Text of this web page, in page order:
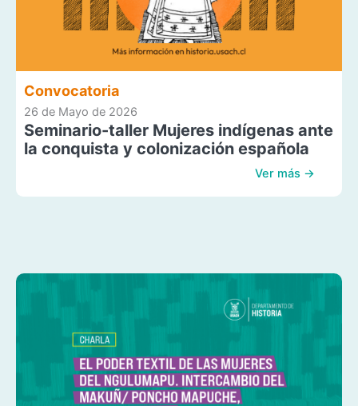
Convocatoria
26 de Mayo de 2026
Seminario-taller Mujeres indígenas ante
la conquista y colonización española
Ver más →